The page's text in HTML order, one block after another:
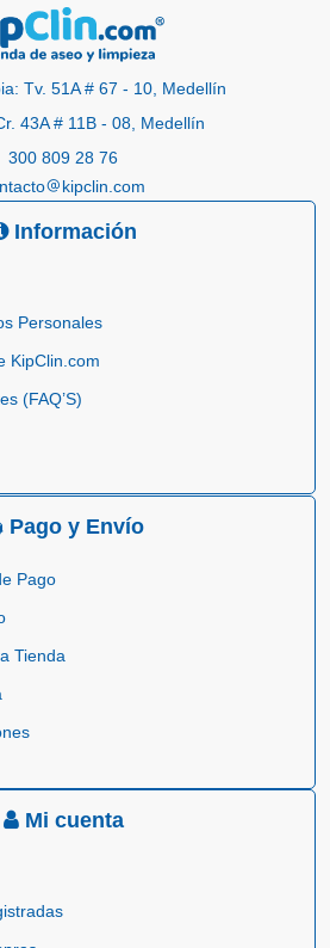
Tv. 51A # 67 - 10, Medellín
43A # 11B - 08, Medellín
300 809 28 76
kipclin.com
Información
Personales
KipClin.com
(FAQ’S)
Pago y Envío
Pago
Tienda
Mi cuenta